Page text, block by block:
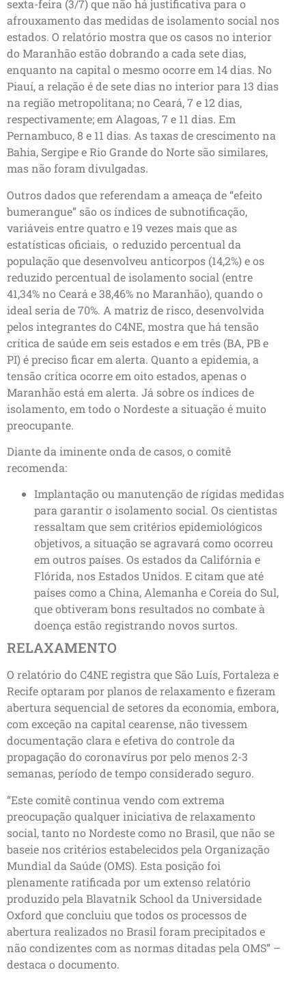
sexta-feira (3/7) que não há justificativa para o
afrouxamento das medidas de isolamento social nos
estados. O relatório mostra que os casos no interior
do Maranhão estão dobrando a cada sete dias,
enquanto na capital o mesmo ocorre em 14 dias. No
Piauí, a relação é de sete dias no interior para 13 dias
na região metropolitana; no Ceará, 7 e 12 dias,
respectivamente; em Alagoas, 7 e 11 dias. Em
Pernambuco, 8 e 11 dias. As taxas de crescimento na
Bahia, Sergipe e Rio Grande do Norte são similares,
mas não foram divulgadas.
Outros dados que referendam a ameaça de “efeito
bumerangue” são os índices de subnotificação,
variáveis entre quatro e 19 vezes mais que as
estatísticas oficiais, o reduzido percentual da
população que desenvolveu anticorpos (14,2%) e os
reduzido percentual de isolamento social (entre
41,34% no Ceará e 38,46% no Maranhão), quando o
ideal seria de 70%. A matriz de risco, desenvolvida
pelos integrantes do C4NE, mostra que há tensão
crítica de saúde em seis estados e em três (BA, PB e
PI) é preciso ficar em alerta. Quanto a epidemia, a
tensão crítica ocorre em oito estados, apenas o
Maranhão está em alerta. Já sobre os índices de
isolamento, em todo o Nordeste a situação é muito
preocupante.
Diante da iminente onda de casos, o comitê
recomenda:
Implantação ou manutenção de rígidas medidas
para garantir o isolamento social. Os cientistas
ressaltam que sem critérios epidemiológicos
objetivos, a situação se agravará como ocorreu
em outros países. Os estados da Califórnia e
Flórida, nos Estados Unidos. E citam que até
países como a China, Alemanha e Coreia do Sul,
que obtiveram bons resultados no combate à
doença estão registrando novos surtos.
RELAXAMENTO
O relatório do C4NE registra que São Luís, Fortaleza e
Recife optaram por planos de relaxamento e fizeram
abertura sequencial de setores da economia, embora,
com exceção na capital cearense, não tivessem
documentação clara e efetiva do controle da
propagação do coronavírus por pelo menos 2-3
semanas, período de tempo considerado seguro.
“Este comitê continua vendo com extrema
preocupação qualquer iniciativa de relaxamento
social, tanto no Nordeste como no Brasil, que não se
baseie nos critérios estabelecidos pela Organização
Mundial da Saúde (OMS). Esta posição foi
plenamente ratificada por um extenso relatório
produzido pela Blavatnik School da Universidade
Oxford que concluiu que todos os processos de
abertura realizados no Brasil foram precipitados e
não condizentes com as normas ditadas pela OMS” –
destaca o documento.